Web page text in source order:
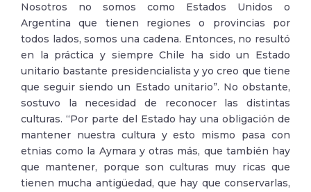
Nosotros no somos como Estados Unidos o
Argentina que tienen regiones o provincias por
todos lados, somos una cadena. Entonces, no resultó
en la práctica y siempre Chile ha sido un Estado
unitario bastante presidencialista y yo creo que tiene
que seguir siendo un Estado unitario”. No obstante,
sostuvo la necesidad de reconocer las distintas
culturas. “Por parte del Estado hay una obligación de
mantener nuestra cultura y esto mismo pasa con
etnias como la Aymara y otras más, que también hay
que mantener, porque son culturas muy ricas que
tienen mucha antigüedad, que hay que conservarlas,